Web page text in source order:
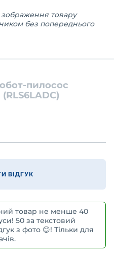
зображення товару
без попереднього
пилосос
ВІДГУК
товар не менше 40
50 за текстовий
з фото 😊! Тільки для